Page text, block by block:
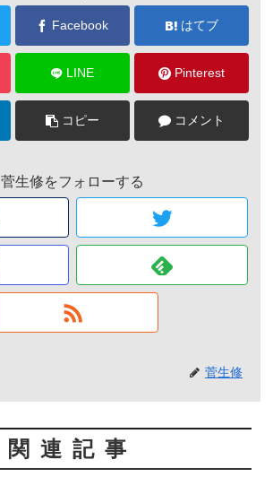
Facebook はてブ
LINE Pinterest
コピー コメント
菅生修をフォローする
菅生修
関連記事